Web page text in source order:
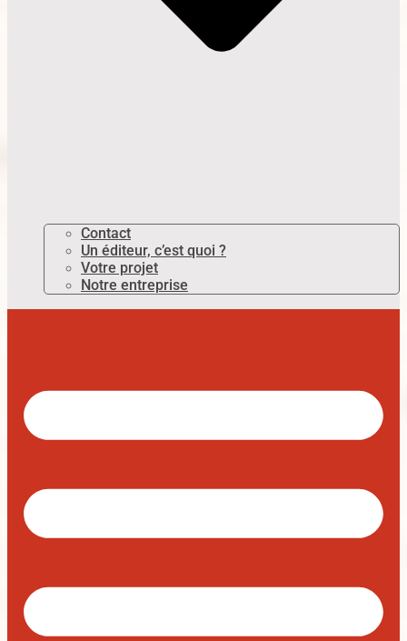
Contact
Un éditeur, c’est quoi ?
Votre projet
Notre entreprise